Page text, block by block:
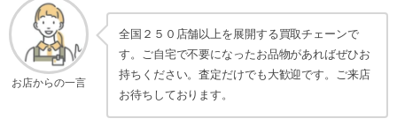
お店からの一言
全国２５０店舗以上を展開する買取チェーンで
す。ご自宅で不要になったお品物があればぜひお
持ちください。査定だけでも大歓迎です。ご来店
お待ちしております。